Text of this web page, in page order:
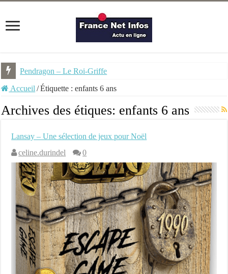
Pendragon – Le Roi-Griffe
Accueil /Étiquette :enfants 6 ans
Archives des étiques: enfants 6 ans
Lansay – Une sélection de jeux pour Noël
celine.durindel
0